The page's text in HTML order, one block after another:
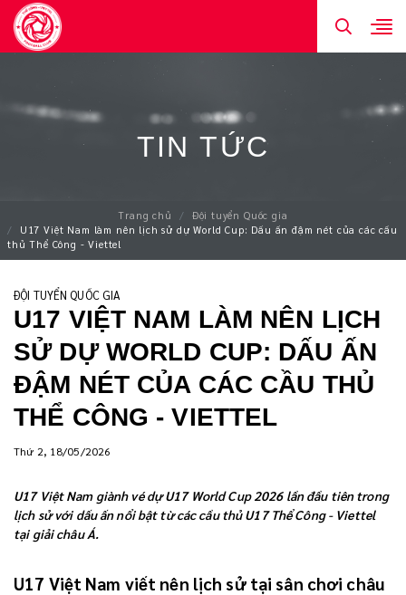
TIN TỨC
Trang chủ
Đội tuyển Quốc gia
U17 Việt Nam làm nên lịch sử dự World Cup: Dấu ấn đậm nét của các cầu
thủ Thể Công - Viettel
ĐỘI TUYỂN QUỐC GIA
U17 VIỆT NAM LÀM NÊN LỊCH
SỬ DỰ WORLD CUP: DẤU ẤN
ĐẬM NÉT CỦA CÁC CẦU THỦ
THỂ CÔNG - VIETTEL
Thứ 2, 18/05/2026
U17 Việt Nam giành vé dự U17 World Cup 2026 lần đầu tiên trong
lịch sử với dấu ấn nổi bật từ các cầu thủ U17 Thể Công - Viettel
tại giải châu Á.
U17 Việt Nam viết nên lịch sử tại sân chơi châu